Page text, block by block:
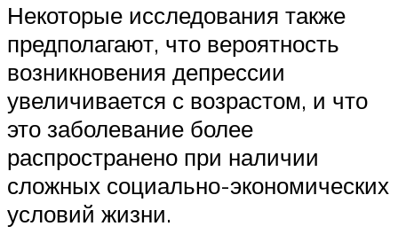
Некоторые исследования также
предполагают, что вероятность
возникновения депрессии
увеличивается с возрастом, и что
это заболевание более
распространено при наличии
сложных социально-экономических
условий жизни.